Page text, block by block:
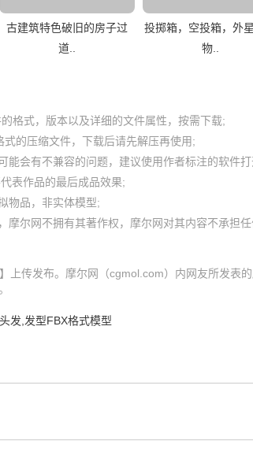
古建筑特色破旧的房子过
道..
投掷箱，空投箱，外
物..
格式，版本以及详细的文件属性，按需下载;
的压缩文件，下载后请先解压再使用;
能会有不兼容的问题，建议使用作者标注的软件打
表作品的最后成品效果;
物品，非实体模型;
上传发布。摩尔网（cgmol.com）内网友所发表
发,发型FBX格式模型